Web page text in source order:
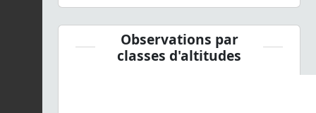
Observations par
classes d'altitudes